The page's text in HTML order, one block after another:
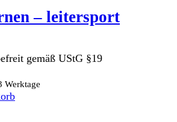
– leitersport
gemäß UStG §19
Werktage